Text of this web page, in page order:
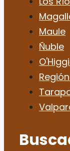
Maule
Ñuble